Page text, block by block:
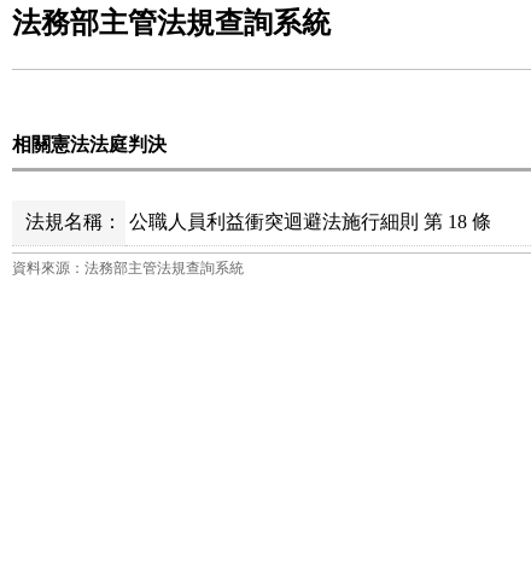
法務部主管法規查詢系統
相關憲法法庭判決
法規名稱： 公職人員利益衝突迴避法施行細則 第 18 條
資料來源：法務部主管法規查詢系統